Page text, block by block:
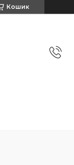
Кошик